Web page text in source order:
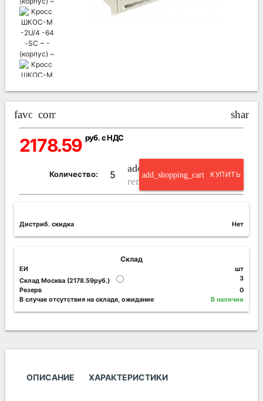
favorite_border
compare_arrows share
2178.59 руб. с НДС
Количество:
add_circle_outline
remove_circle_outline
add_shopping_cart КУПИТЬ
Дистриб. скидка Нет
Склад
ЕИ
шт
Склад Москва (2178.59руб.)
3
Резерв
0
В случае отсутствия на складе, ожидание
В наличии
ОПИСАНИЕ ХАРАКТЕРИСТИКИ